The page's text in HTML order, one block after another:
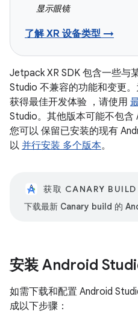
显示眼镜
了解 XR 设备类型 →
Jetpack XR SDK 包含一些与
Studio 不兼容的功能和变更
获得最佳开发体验 ，请使用
Studio。其他版本可能不包含
您可以 保留已安装的现有
以 并行安装 多个版本。
获取 CANARY BUILD
下载最新 Canary build 的
安装 Android
如需下载和配置 Android
成以下步骤：